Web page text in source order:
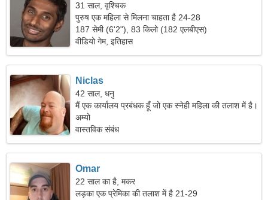
31 साल, वृश्चिक
पुरुष एक महिला से मिलना चाहता है 24-28
187 सेमी (6'2"), 83 किलो (182 एलबीएस)
वीडियो गेम, इतिहास
Niclas
42 साल, धनु
मैं एक कार्यालय प्रबंधक हूँ जो एक स्नेही महिला की तलाश में है।
अम्यो
वास्तविक संबंध
Omar
22 साल का है, मकर
लड़का एक प्रेमिका की तलाश में है 21-29